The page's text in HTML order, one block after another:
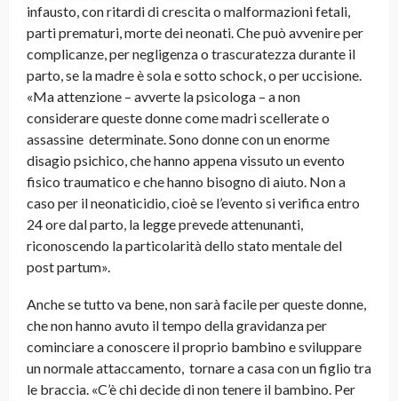
infausto, con ritardi di crescita o malformazioni fetali,
parti prematuri, morte dei neonati. Che può avvenire per
complicanze, per negligenza o trascuratezza durante il
parto, se la madre è sola e sotto schock, o per uccisione.
«Ma attenzione – avverte la psicologa – a non
considerare queste donne come madri scellerate o
assassine determinate. Sono donne con un enorme
disagio psichico, che hanno appena vissuto un evento
fisico traumatico e che hanno bisogno di aiuto. Non a
caso per il neonaticidio, cioè se l’evento si verifica entro
24 ore dal parto, la legge prevede attenunanti,
riconoscendo la particolarità dello stato mentale del
post partum».
Anche se tutto va bene, non sarà facile per queste donne,
che non hanno avuto il tempo della gravidanza per
cominciare a conoscere il proprio bambino e sviluppare
un normale attaccamento, tornare a casa con un figlio tra
le braccia. «C’è chi decide di non tenere il bambino. Per